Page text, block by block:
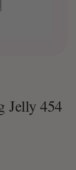
Jelly 454